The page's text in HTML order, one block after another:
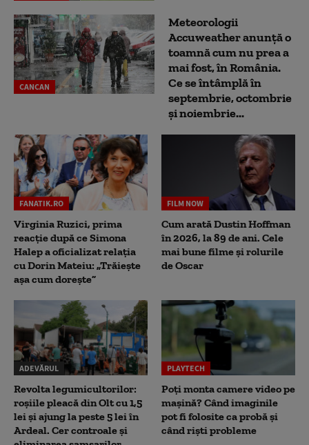
CANCAN
Meteorologii
Accuweather anunță o
toamnă cum nu prea a
mai fost, în România.
Ce se întâmplă în
septembrie, octombrie
și noiembrie...
FANATIK.RO
Virginia Ruzici, prima
reacție după ce Simona
Halep a oficializat relația
cu Dorin Mateiu: „Trăiește
așa cum dorește”
FILM NOW
Cum arată Dustin Hoffman
în 2026, la 89 de ani. Cele
mai bune filme și rolurile
de Oscar
ADEVĂRUL
Revolta legumicultorilor:
roșiile pleacă din Olt cu 1,5
lei și ajung la peste 5 lei în
Ardeal. Cer controale și
PLAYTECH
Poți monta camere video pe
mașină? Când imaginile
pot fi folosite ca probă și
când riști probleme